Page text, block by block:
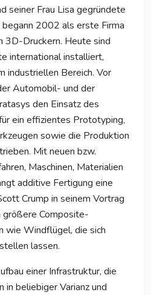
seiner Frau Lisa gegründete
2002 als erste Firma
3D-Druckern. Heute sind
international installiert,
industriellen Bereich. Vor
Automobil- und der
den Einsatz des
ein effizientes Prototyping,
sowie die Produktion
Mit neuen bzw.
Maschinen, Materialien
additive Fertigung eine
Crump in seinem Vortrag
größere Composite-
wie Windflügel, die sich
lassen.
einer Infrastruktur, die
beliebiger Varianz und